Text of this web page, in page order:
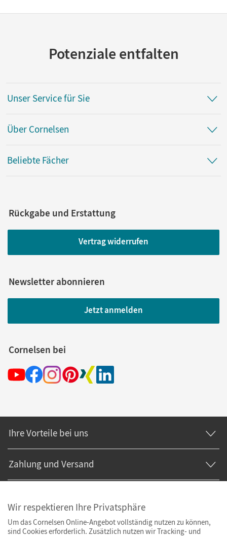
Potenziale entfalten
Unser Service für Sie
Über Cornelsen
Beliebte Fächer
Rückgabe und Erstattung
Vertrag widerrufen
Newsletter abonnieren
Jetzt anmelden
Cornelsen bei
Ihre Vorteile bei uns
Zahlung und Versand
Wir respektieren Ihre Privatsphäre
Um das Cornelsen Online-Angebot vollständig nutzen zu können,
sind Cookies erforderlich. Zusätzlich nutzen wir Tracking- und